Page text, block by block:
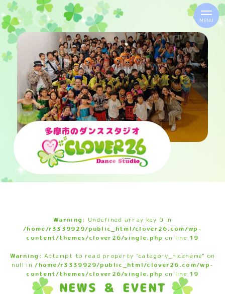
MENU
多摩市のダンススタジオ
Warning : Undefined array key 0 in
/home/r3339929/public_html/clover26.com/wp-
content/themes/clover26/single.php on line 19
Warning : Attempt to read property "category_nicename" on
null in/home/r3339929/public_html/clover26.com/wp-
content/themes/clover26/single.php on line 19
NEWS ＆ EVENT